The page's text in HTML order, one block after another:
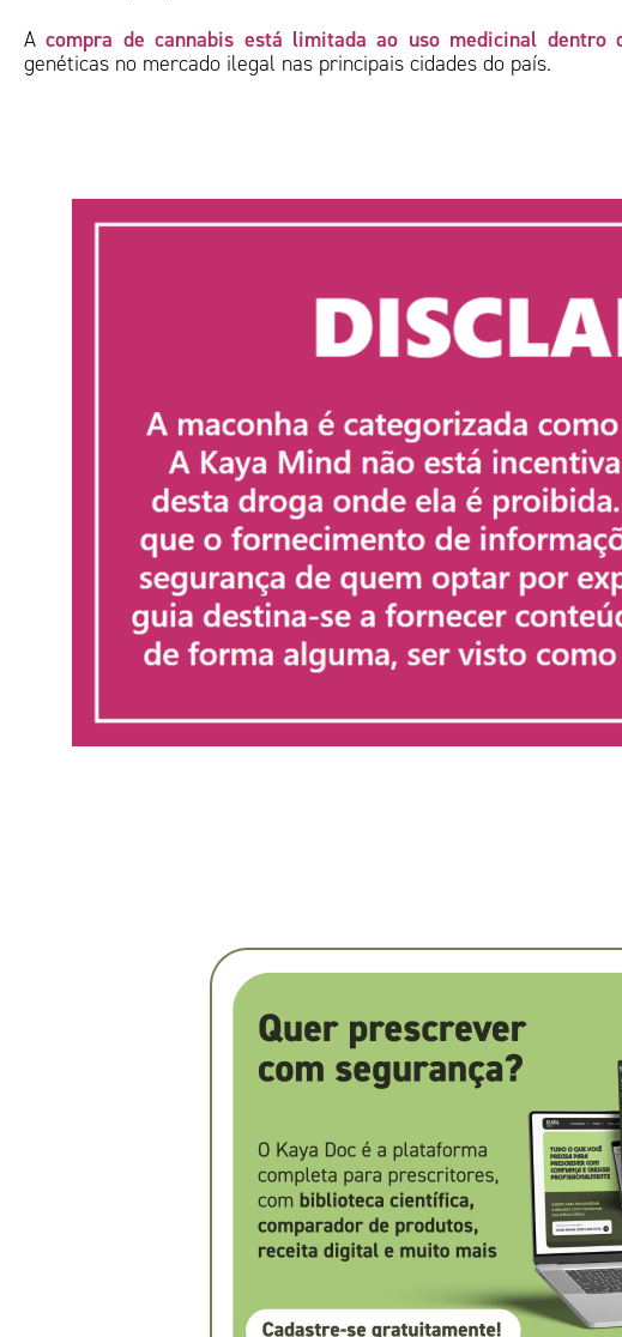
Acompra de cannabis está limitada ao uso medicinal dentro
genéticas no mercado ilegal nas principais cidades do país.